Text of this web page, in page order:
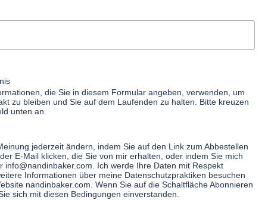
die Sie in diesem Formular angeben, verwenden, um
zu bleiben und Sie auf dem Laufenden zu halten. Bitte kreuzen
unten an.
jederzeit ändern, indem Sie auf den Link zum Abbestellen
E-Mail klicken, die Sie von mir erhalten, oder indem Sie mich
info@nandinbaker.com. Ich werde Ihre Daten mit Respekt
Informationen über meine Datenschutzpraktiken besuchen
nandinbaker.com. Wenn Sie auf die Schaltfläche Abonnieren
sich mit diesen Bedingungen einverstanden.